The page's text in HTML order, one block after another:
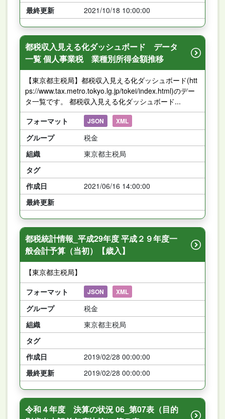
最終更新
2021/10/18 10:00:00
都税収入見える化ダッシュボード データ
一覧 個人事業税 業種別所得金額推移
【東京都主税局】都税収入見える化ダッシュボード(htt
ps://www.tax.metro.tokyo.lg.jp/tokei/index.html)のデー
タ一覧です。 都税収入見える化ダッシュボード...
フォーマット
JSON XML
グループ
税金
組織
東京都主税局
タグ
作成日
2021/06/16 14:00:00
最終更新
都税統計情報_平成29年度 平成２９年度一
般会計予算（当初）【歳入】
【東京都主税局】
フォーマット
JSON XML
グループ
税金
組織
東京都主税局
タグ
作成日
2019/02/28 00:00:00
最終更新
2019/02/28 00:00:00
令和４年度 決算の状況 06_第07表（目的